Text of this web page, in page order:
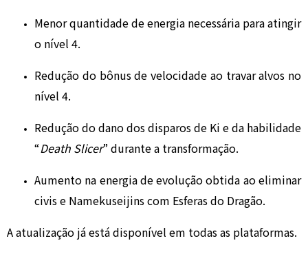
Menor quantidade de energia necessária para atingir
o nível 4.
Redução do bônus de velocidade ao travar alvos no
nível 4.
Redução do dano dos disparos de Ki e da habilidade
“Death Slicer” durante a transformação.
Aumento na energia de evolução obtida ao eliminar
civis e Namekuseijins com Esferas do Dragão.
A atualização já está disponível em todas as plataformas.